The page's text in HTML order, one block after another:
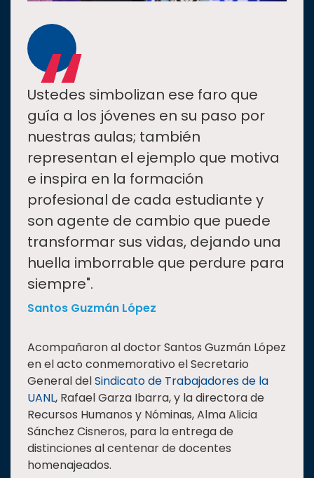
“
Ustedes simbolizan ese faro que
guía a los jóvenes en su paso por
nuestras aulas; también
representan el ejemplo que motiva
e inspira en la formación
profesional de cada estudiante y
son agente de cambio que puede
transformar sus vidas, dejando una
huella imborrable que perdure para
siempre".
Santos Guzmán López
Acompañaron al doctor Santos Guzmán López
en el acto conmemorativo el Secretario
General delSindicato de Trabajadores de la
UANL, Rafael Garza Ibarra, y la directora de
Recursos Humanos y Nóminas, Alma Alicia
Sánchez Cisneros, para la entrega de
distinciones al centenar de docentes
homenajeados.